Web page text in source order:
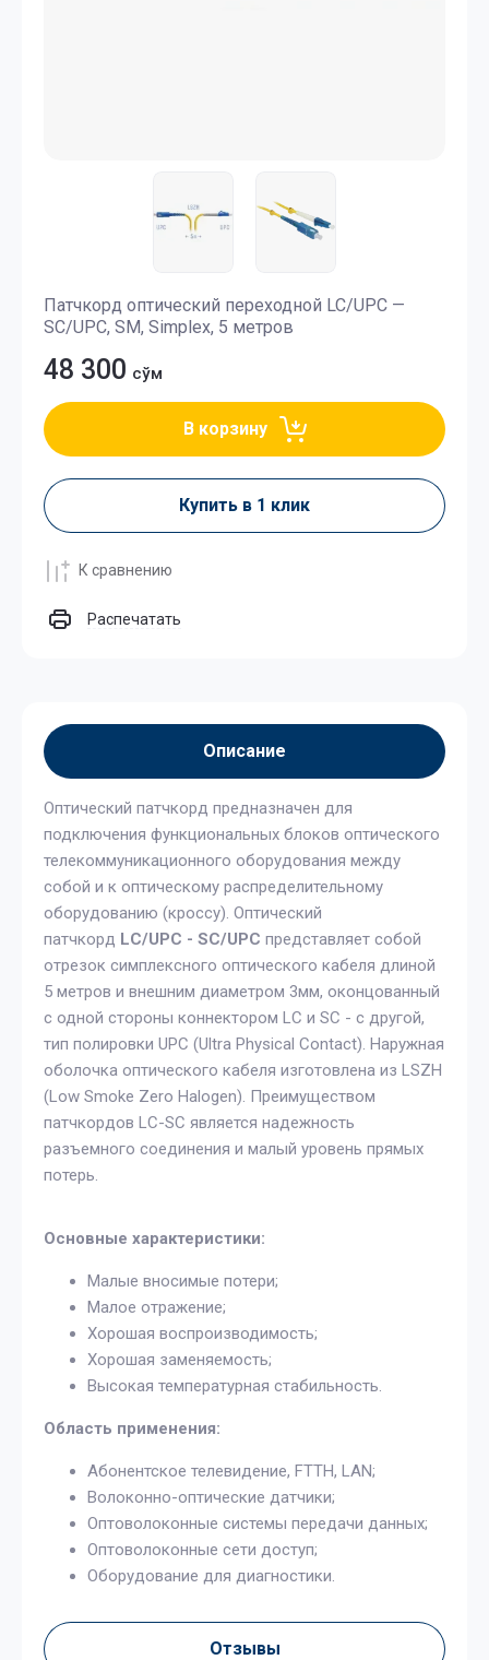
Патчкорд оптический переходной LC/UPC —
SC/UPC, SM, Simplex, 5 метров
48 300 сўм
В корзину
Купить в 1 клик
К сравнению
Распечатать
Описание
Оптический патчкорд предназначен для
подключения функциональных блоков оптического
телекоммуникационного оборудования между
собой и к оптическому распределительному
оборудованию (кроссу). Оптический
патчкорд LC/UPC - SC/UPC представляет собой
отрезок симплексного оптического кабеля длиной
5 метров и внешним диаметром 3мм, оконцованный
с одной стороны коннектором LC и SC - с другой,
тип полировки UPC (Ultra Physical Contact). Наружная
оболочка оптического кабеля изготовлена из LSZH
(Low Smoke Zero Halogen). Преимуществом
патчкордов LC-SC является надежность
разъемного соединения и малый уровень прямых
потерь.
Основные характеристики:
Малые вносимые потери;
Малое отражение;
Хорошая воспроизводимость;
Хорошая заменяемость;
Высокая температурная стабильность.
Область применения:
Абонентское телевидение, FTTH, LAN;
Волоконно-оптические датчики;
Оптоволоконные системы передачи данных;
Оптоволоконные сети доступ;
Оборудование для диагностики.
Отзывы